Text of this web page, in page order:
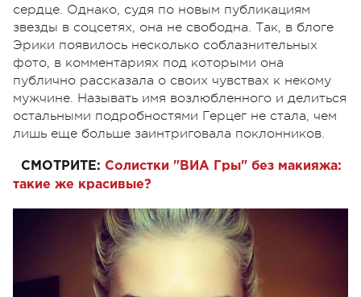
сердце. Однако, судя по новым публикациям
звезды в соцсетях, она не свободна. Так, в блоге
Эрики появилось несколько соблазнительных
фото, в комментариях под которыми она
публично рассказала о своих чувствах к некому
мужчине. Называть имя возлюбленного и делиться
остальными подробностями Герцег не стала, чем
лишь еще больше заинтриговала поклонников.
СМОТРИТЕ: Солистки "ВИА Гры" без макияжа:
такие же красивые?